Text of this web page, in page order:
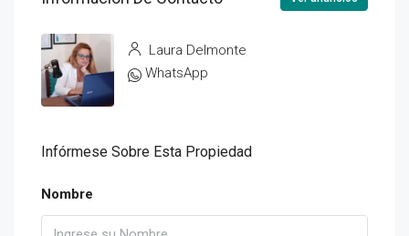
Laura Delmonte
WhatsApp
Infórmese Sobre Esta Propiedad
Nombre